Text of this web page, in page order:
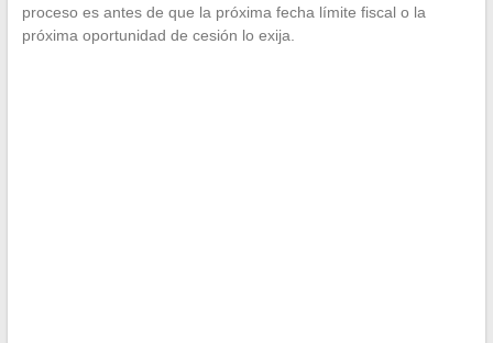
proceso es antes de que la próxima fecha límite fiscal o la
próxima oportunidad de cesión lo exija.